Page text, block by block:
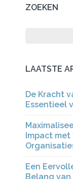
ZOEKEN
LAATSTE
De Kracht
Essentieel
Impact met
Een
Belang van